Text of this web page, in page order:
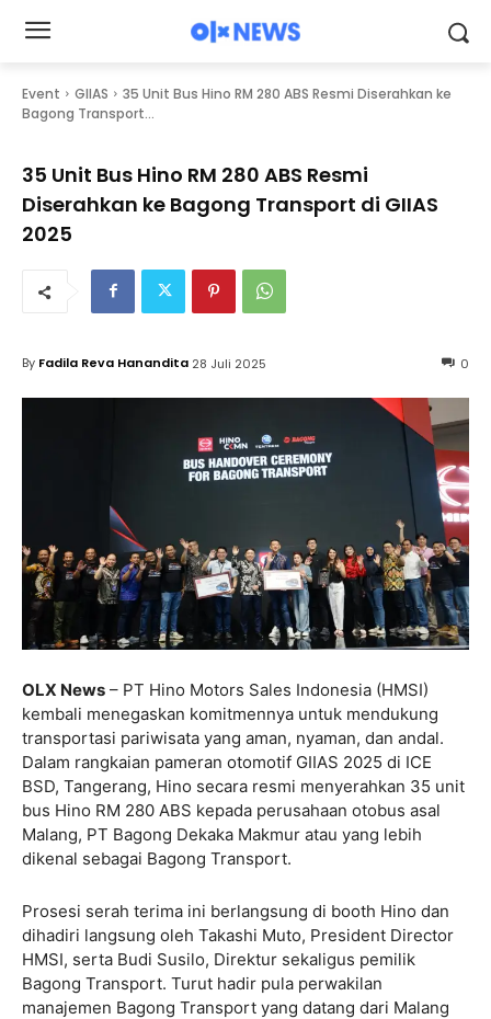
Event GIIAS
35 Unit Bus Hino RM 280 ABS Resmi Diserahkan ke
Bagong Transport...
35 Unit Bus Hino RM 280 ABS Resmi
Diserahkan ke Bagong Transport di GIIAS
2025
0
By Fadila Reva Hanandita 28 Juli 2025
OLX News – PT Hino Motors Sales Indonesia (HMSI)
kembali menegaskan komitmennya untuk mendukung
transportasi pariwisata yang aman, nyaman, dan andal.
Dalam rangkaian pameran otomotif GIIAS 2025 di ICE
BSD, Tangerang, Hino secara resmi menyerahkan 35 unit
bus Hino RM 280 ABS kepada perusahaan otobus asal
Malang, PT Bagong Dekaka Makmur atau yang lebih
dikenal sebagai Bagong Transport.
Prosesi serah terima ini berlangsung di booth Hino dan
dihadiri langsung oleh Takashi Muto, President Director
HMSI, serta Budi Susilo, Direktur sekaligus pemilik
Bagong Transport. Turut hadir pula perwakilan
manajemen Bagong Transport yang datang dari Malang